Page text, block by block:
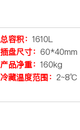
总容积：1610L
插盘尺寸：60*40mm
产品净重：160kg
冷藏温度范围：2~8℃